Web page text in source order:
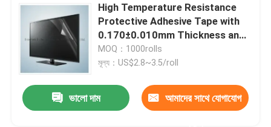
High Temperature Resistance
Protective Adhesive Tape with
0.170±0.010mm Thickness and
-20°C To 80°C Range
MOQ：1000rolls
মূল্য：US$2.8~3.5/roll
ভালো দাম আমাদের সাথে যোগাযোগ